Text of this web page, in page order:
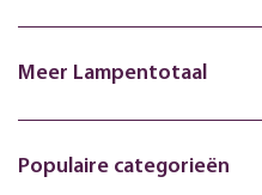
Meer Lampentotaal
Populaire categorieën